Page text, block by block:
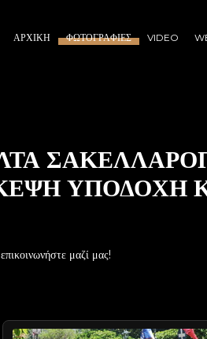
ΑΡΧΙΚΉ ΦΩΤΟΓΡΑΦΊΕΣ VIDEO
ΥΠΟΔΟΧΗ
μαζί μας!